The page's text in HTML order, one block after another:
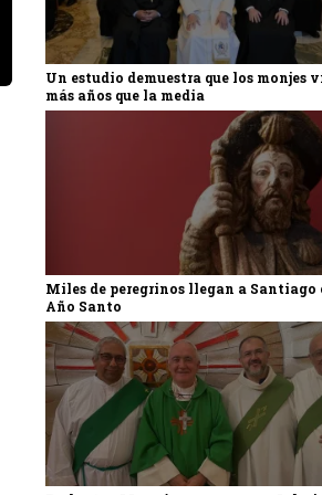
Un estudio demuestra que los monjes
más años que la media
Miles de peregrinos llegan a Santiago
Año Santo